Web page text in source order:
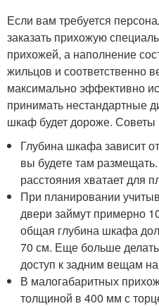
Если вам требуется
заказать прихожую
прихожей, а наполнение
жильцов и соответственно
максимально эффективно
принимать нестандартные
шкаф будет дороже. Советы
Глубина шкафа зависит
вы будете там
расстояния хватает для
При планировании
двери займут примерно
общая глубина шкафа
70 см. Еще больше делать
доступ к задним вещам
В малогабаритных
толщиной в 400 мм с